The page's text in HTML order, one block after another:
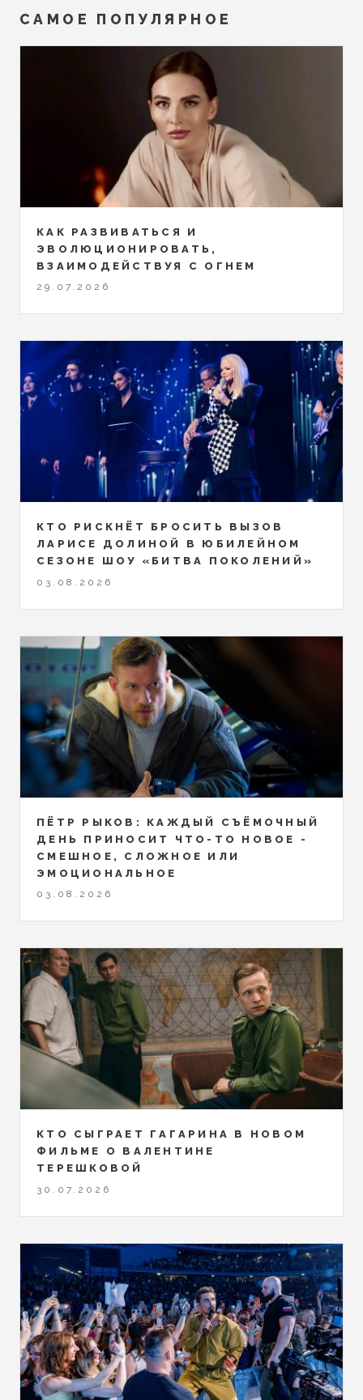
САМОЕ ПОПУЛЯРНОЕ
КАК РАЗВИВАТЬСЯ И
ЭВОЛЮЦИОНИРОВАТЬ,
ВЗАИМОДЕЙСТВУЯ С ОГНЕМ
29.07.2026
КТО РИСКНЁТ БРОСИТЬ ВЫЗОВ
ЛАРИСЕ ДОЛИНОЙ В ЮБИЛЕЙНОМ
СЕЗОНЕ ШОУ «БИТВА ПОКОЛЕНИЙ»
03.08.2026
ПЁТР РЫКОВ: КАЖДЫЙ СЪЁМОЧНЫЙ
ДЕНЬ ПРИНОСИТ ЧТО-ТО НОВОЕ -
СМЕШНОЕ, СЛОЖНОЕ ИЛИ
ЭМОЦИОНАЛЬНОЕ
03.08.2026
КТО СЫГРАЕТ ГАГАРИНА В НОВОМ
ФИЛЬМЕ О ВАЛЕНТИНЕ
ТЕРЕШКОВОЙ
30.07.2026